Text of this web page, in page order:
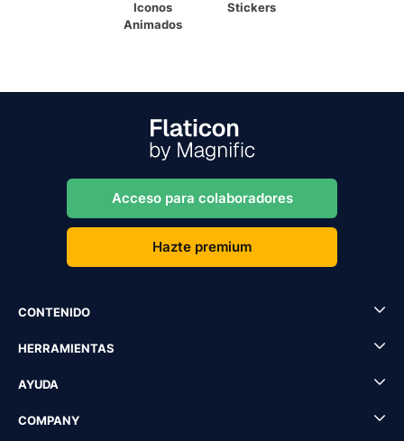
Iconos
Animados
Stickers
Acceso para colaboradores
Hazte premium
CONTENIDO
HERRAMIENTAS
AYUDA
COMPANY